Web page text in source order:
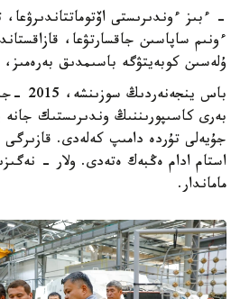
- ءبىز ءوندىرىستى اۆتوماتتاندىرۋعا،
ءونىم ساپاسىن جاقسارتۋعا،
ۇلەسىن كوبەيتۋگە باسىمدىق
باس
بەرى كاسىپورىننىڭ وندىرىستىك جانە
استام ادام ەڭبەك ەتەدى. ولار -
ماماندار.